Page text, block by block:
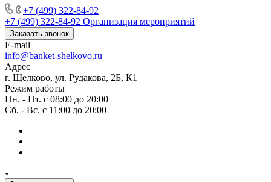
+7 (499) 322-84-92
+7 (499) 322-84-92 Организация мероприятий
Заказать звонок
E-mail
info@banket-shelkovo.ru
Адрес
г. Щелково, ул. Рудакова, 2Б, К1
Режим работы
Пн. - Пт. с 08:00 до 20:00
Сб. - Вс. с 11:00 до 20:00